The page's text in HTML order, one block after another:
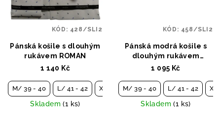
Pánská košile s dlouhým
rukávem ROMAN
1 140 Kč
M/ 39 - 40 L/ 41 - 42 XL/ 43 - 44 XXL/ 45 - 46
Skladem(1 ks)
KÓD: 428/SLI2
Pánská modrá košile s
dlouhým rukávem
TOBIAS
1 095 Kč
M/ 39 - 40 L/ 41 - 42
Skladem(1 ks)
KÓD: 458/SLI2